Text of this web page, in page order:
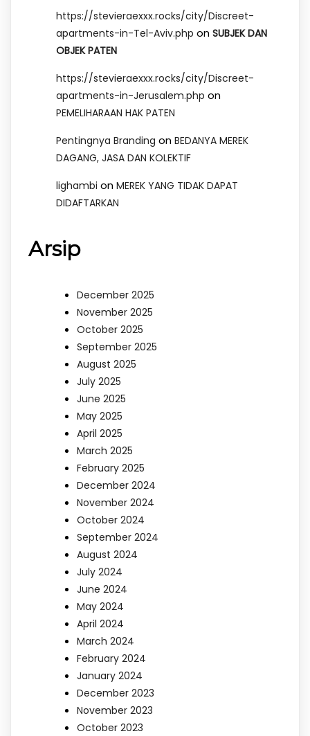
https://stevieraexxx.rocks/city/Discreet-
apartments-in-Tel-Aviv.php on SUBJEK DAN
OBJEK PATEN
https://stevieraexxx.rocks/city/Discreet-
apartments-in-Jerusalem.php on
PEMELIHARAAN HAK PATEN
Pentingnya Branding on BEDANYA MEREK
DAGANG, JASA DAN KOLEKTIF
lighambi on MEREK YANG TIDAK DAPAT
DIDAFTARKAN
Arsip
December 2025
November 2025
October 2025
September 2025
August 2025
July 2025
June 2025
May 2025
April 2025
March 2025
February 2025
December 2024
November 2024
October 2024
September 2024
August 2024
July 2024
June 2024
May 2024
April 2024
March 2024
February 2024
January 2024
December 2023
November 2023
October 2023